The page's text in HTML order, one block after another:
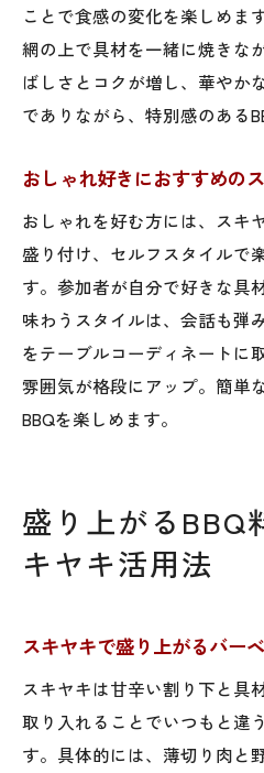
ことで食感の変化を楽しめま
網の上で具材を一緒に焼きな
ばしさとコクが増し、華やか
でありながら、特別感のある
おしゃれ好きにおすすめの
おしゃれを好む方には、スキ
盛り付け、セルフスタイルで
す。参加者が自分で好きな具
味わうスタイルは、会話も弾
をテーブルコーディネートに
雰囲気が格段にアップ。簡単
BBQを楽しめます。
盛り上がるBBQ
キヤキ活用法
スキヤキで盛り上がるバー
スキヤキは甘辛い割り下と具
取り入れることでいつもと違
す。具体的には、薄切り肉と